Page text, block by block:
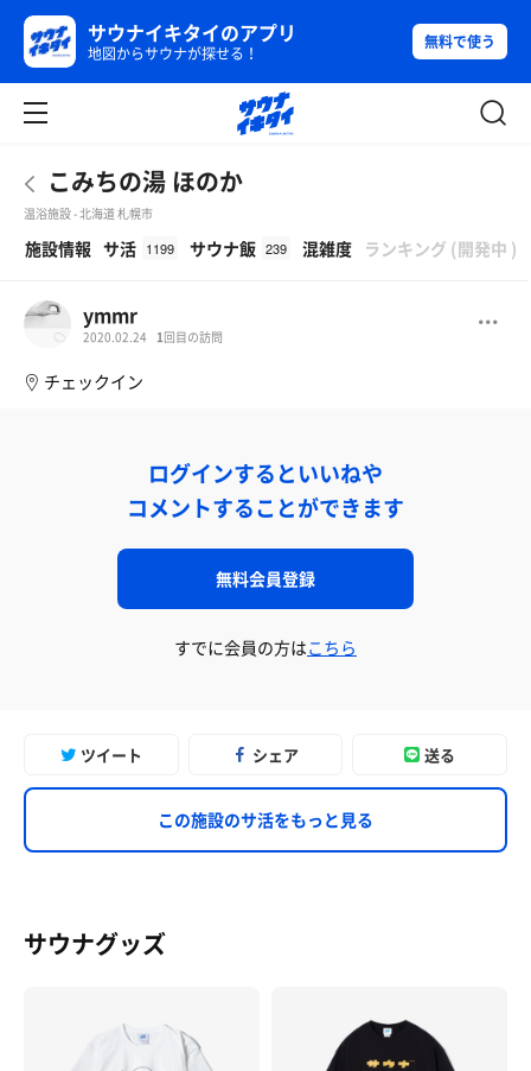
サウナイキタイのアプリ
地図からサウナが探せる！
無料で使う
こみちの湯 ほのか
温浴施設 - 北海道 札幌市
施設情報 サ活 1199 サウナ飯 239 混雑度 ランキング (開発中 )
ymmr
2020.02.24 1 回目の訪問
チェックイン
ログインするといいねや
コメントすることができます
無料会員登録
すでに会員の方はこちら
ツイート シェア 送る
この施設のサ活をもっと見る
サウナグッズ